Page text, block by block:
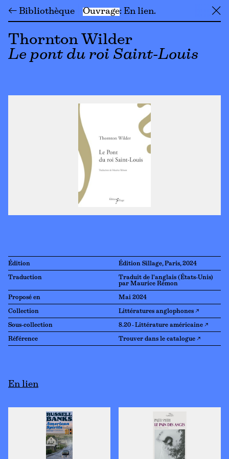
← Bibliothèque Ouvrage En lien ╳
Thornton Wilder
Le pont du roi Saint-Louis
Édition Édition Sillage, Paris, 2024
Traduction
Traduit de l'anglais (États-Unis)
par Maurice Rémon
Proposé en Mai 2024
Collection Littératures anglophones ↗
Sous-collection 8.20 - Littérature américaine ↗
Référence Trouver dans le catalogue ↗
En lien